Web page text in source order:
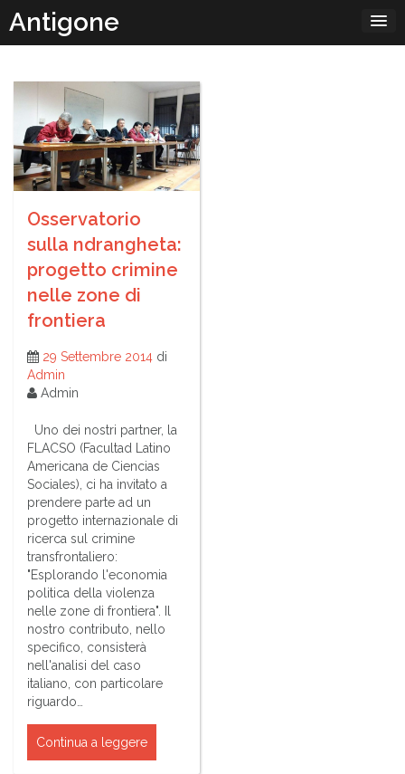
contenuto
Antigone
Osservatorio
sulla ndrangheta:
progetto crimine
nelle zone di
frontiera
29 Settembre 2014 di
Admin
Admin
Uno dei nostri partner, la
FLACSO (Facultad Latino
Americana de Ciencias
Sociales), ci ha invitato a
prendere parte ad un
progetto internazionale di
ricerca sul crimine
transfrontaliero:
"Esplorando l'economia
politica della violenza
nelle zone di frontiera". Il
nostro contributo, nello
specifico, consisterà
nell'analisi del caso
italiano, con particolare
riguardo…
Continua a leggere